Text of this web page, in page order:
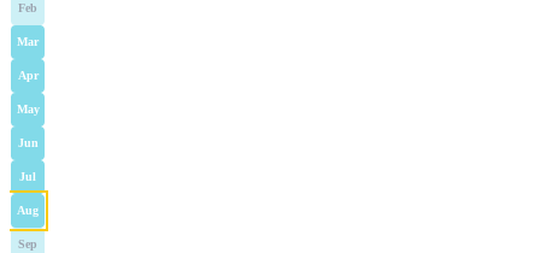
Feb
Mar
Apr
May
Jun
Jul
Aug
Sep